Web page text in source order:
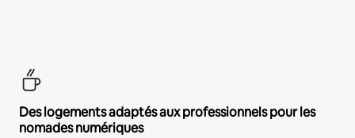
Des logements adaptés aux professionnels pour les
nomades numériques